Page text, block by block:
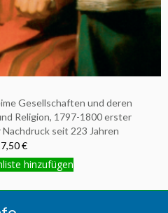
Gesellschaften und deren
Religion, 1797-1800 erster
seit 223 Jahren
€
hinzufügen